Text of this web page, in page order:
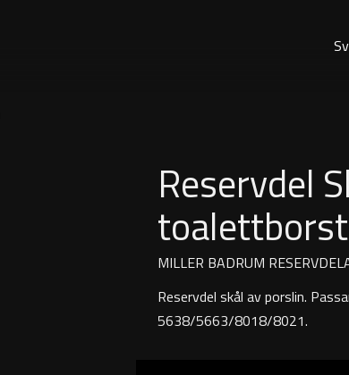
Reservdel
MILLER BADRUM
Reservdel skål av porslin.
5638/5663/8018/8021.